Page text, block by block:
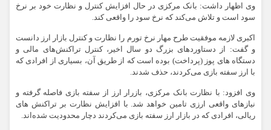
وی اظهار داشت: بانک مرکزی در حال افزایش کنترل و نظارت خود بر نرخ
سود است و تلاش می‌کند که نرخ سود را واقعی کند.
اکبری لازمه موفقیت طرح مهار نرخ تورم را نظارت و کنترل بازار ارز دانست
و گفت: از دستاوردهای بزرگ دو سال اخیر، کنترل تراکنش‌های مالی و
دستگاه های پوز (پرداخت) بوده است که از طریق آن، بسیاری از افرادی که
با ارز سفته بازی می‌کردند، حذف شدند.
وی افزود: با نظارت بانک مرکزی، بازرار ارز از سفته بازی فاصله گرفته و
نیازهای واقعی ارزی تامین خواهد شد. با افزایش نظارت بر تراکنش های
ریالی، افرادی که در بازار ارز سفته بازی می‌کردند دچار محدودیت شده‌اند.